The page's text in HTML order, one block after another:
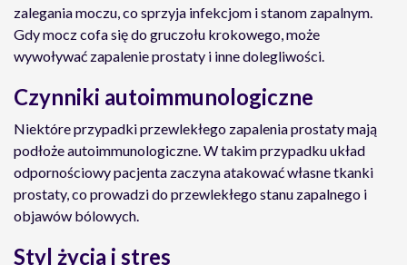
zalegania moczu, co sprzyja infekcjom i stanom zapalnym.
Gdy mocz cofa się do gruczołu krokowego, może
wywoływać zapalenie prostaty i inne dolegliwości.
Czynniki autoimmunologiczne
Niektóre przypadki przewlekłego zapalenia prostaty mają
podłoże autoimmunologiczne. W takim przypadku układ
odpornościowy pacjenta zaczyna atakować własne tkanki
prostaty, co prowadzi do przewlekłego stanu zapalnego i
objawów bólowych.
Styl życia i stres